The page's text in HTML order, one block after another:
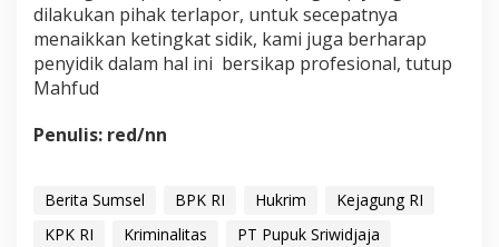
dilakukan pihak terlapor, untuk secepatnya
menaikkan ketingkat sidik, kami juga berharap
penyidik dalam hal ini bersikap profesional, tutup
Mahfud
Penulis: red/nn
Berita Sumsel BPK RI Hukrim
Kejagung RI
KPK RI
Kriminalitas
PT Pupuk Sriwidjaja